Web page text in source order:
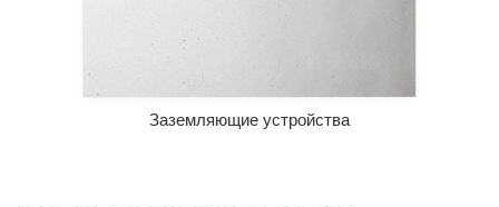
Заземляющие устройства